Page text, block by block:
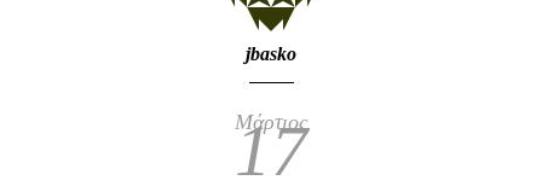
jbasko
Μάρτιος
17